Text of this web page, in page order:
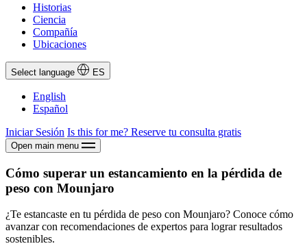
Historias
Ciencia
Compañía
Ubicaciones
Select language ES
English
Español
Iniciar Sesión Is this for me? Reserve tu consulta gratis
Open main menu
Cómo superar un estancamiento en la pérdida de
peso con Mounjaro
¿Te estancaste en tu pérdida de peso con Mounjaro? Conoce cómo
avanzar con recomendaciones de expertos para lograr resultados
sostenibles.